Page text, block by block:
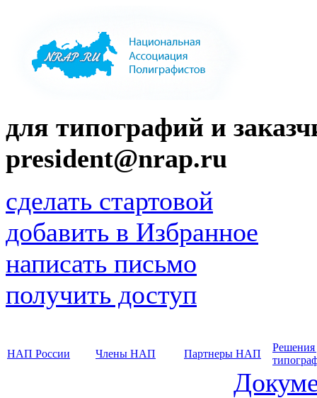
для типографий и
president@nrap.ru
сделать стартовой
добавить в Избранное
написать письмо
получить доступ
НАП России Члены НАП Партнеры НАП
Решения